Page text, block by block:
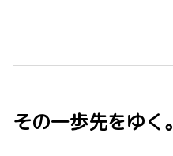
その一歩先をゆく。